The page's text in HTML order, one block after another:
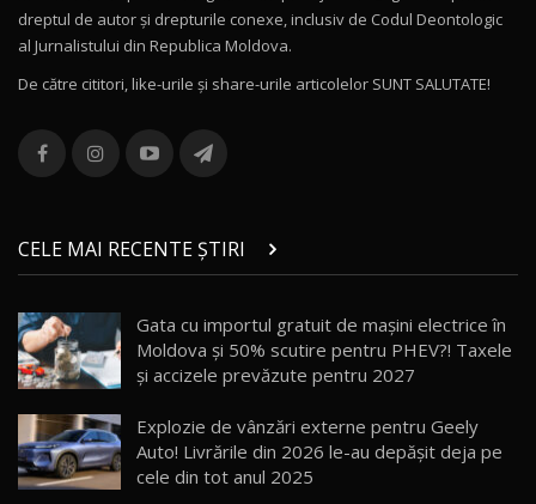
12
Noul MG HS / Test Drive AutoBlog.MD
16:48
13
combină aventura cu luxul / AutoBlog.MD
36:08
chinez care face lumea să se întoarcă după el
/ AutoBlog.MD
17:27
15 14:37
16
AutoBlogMD
13:10
dreptul de autor și drepturile conexe, inclusiv de Codul Deontologic
al Jurnalistului din Republica Moldova.
De către cititori, like-urile şi share-urile articolelor SUNT SALUTATE!
CELE MAI RECENTE ȘTIRI
Gata cu importul gratuit de mașini electrice în
Moldova și 50% scutire pentru PHEV?! Taxele
și accizele prevăzute pentru 2027
Explozie de vânzări externe pentru Geely
Auto! Livrările din 2026 le-au depășit deja pe
cele din tot anul 2025